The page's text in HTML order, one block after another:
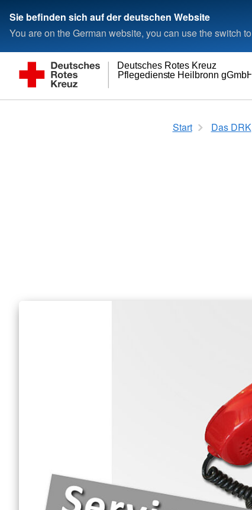
Sie befinden sich auf der deutschen Website
You are on the German website, you can use the switch
Pflegedienste Heilbronn gGmbH
Deutsches Rotes Kreuz
Adressen
Start Das DRK